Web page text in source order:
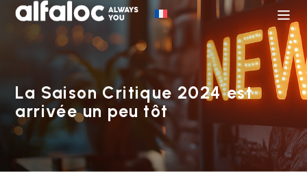
La Saison Critique 2024 est
arrivée un peu tôt